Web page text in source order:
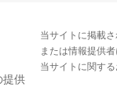
提供
当サイトに掲載
または情報提供
当サイトに関す